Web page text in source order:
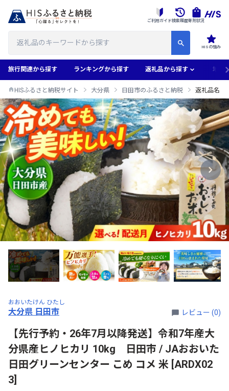
HISの強み
ご利用ガイド検索履歴寄附状況
旅行関連から探す ランキングから探す 返礼品から探す 地域
HISふるさと納税サイト 大分県 日田市のふるさと納税 返礼品名
おおいたけん ひたし
大分県 日田市 レビュー (0)
【先行予約・26年7月以降発送】令和7年産大
分県産ヒノヒカリ 10kg 日田市 / JAおおいた
日田グリーンセンター こめ コメ 米 [ARDX02
3]